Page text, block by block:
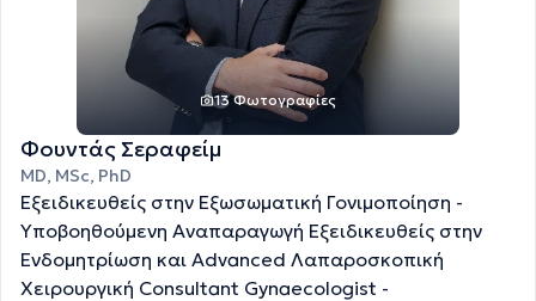
13 Φωτογραφίες
Φουντάς Σεραφείμ
MD, MSc, PhD
Εξειδικευθείς στην Εξωσωματική Γονιμοποίηση -
Υποβοηθούμενη Αναπαραγωγή Εξειδικευθείς στην
Ενδομητρίωση και Advanced Λαπαροσκοπική
Χειρουργική Consultant Gynaecologist -